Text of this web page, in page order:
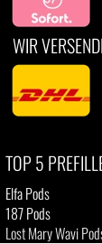
WIR
TOP 5
Elfa Pods
187 Pods
Lost Mary Wavi